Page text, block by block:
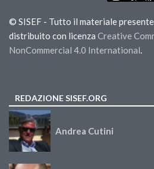
© SISEF - Tutto il materiale
distribuito con licenza Creative
NonCommercial 4.0 International.
REDAZIONE SISEF.ORG
Andrea Cutini